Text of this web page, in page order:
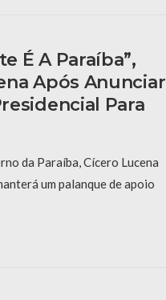
É A Paraíba”,
Após Anunciar
Para
da Paraíba, Cícero Lucena
um palanque de apoio